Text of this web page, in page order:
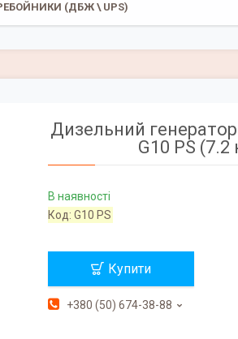
(ДБЖ \ UPS)
Дизельний
G10 PS (7.2
В наявності
Код:G10 PS
Купити
+380 (50) 674-38-88